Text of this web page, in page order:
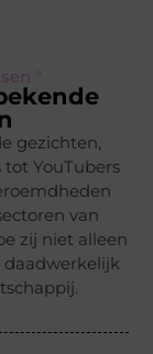
"
gezichten,
YouTubers
van
zij niet alleen
daadwerkelijk